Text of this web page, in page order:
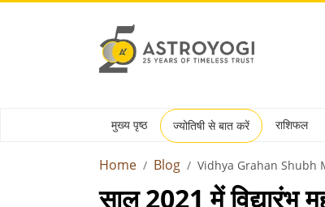
मुख्य पृष्ठ ज्योतिषी से बात करें राशिफल
Home Blog Vidhya Grahan Shubh
साल 2021 में विद्यारंभ